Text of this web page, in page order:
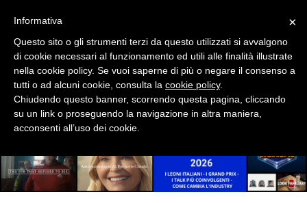
SPONSOR
DESIGN
EVENTI
MOBILE
×
Informativa
Questo sito o gli strumenti terzi da questo utilizzati si avvalgono
di cookie necessari al funzionamento ed utili alle finalità illustrate
nella cookie policy. Se vuoi saperne di più o negare il consenso a
tutti o ad alcuni cookie, consulta la cookie policy.
Chiudendo questo banner, scorrendo questa pagina, cliccando
su un link o proseguendo la navigazione in altra maniera,
acconsenti all’uso dei cookie.